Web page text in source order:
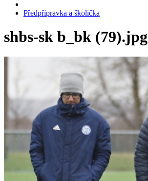
Předpřípravka a školička
shbs-sk b_bk (79).jpg